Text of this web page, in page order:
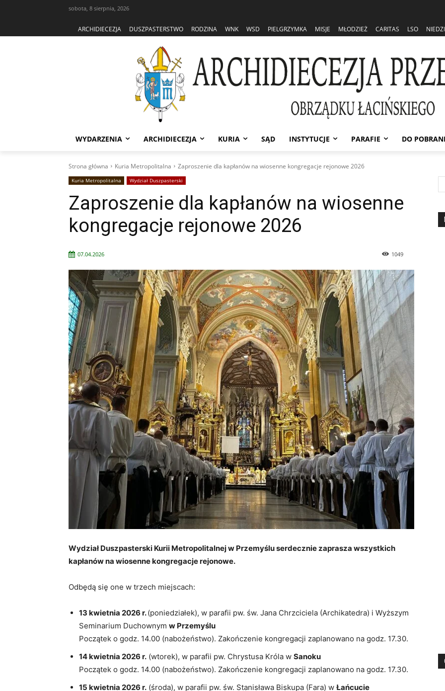
sobota, 8 sierpnia, 2026
ARCHIDIECEZJA DUSZPASTERSTWO RODZINA WNK WSD PIELGRZYMKA MISJE MŁODZIEŻ CARITAS LSO
WYDARZENIA ARCHIDIECEZJA KURIA SĄD INSTYTUCJE PARAFIE DO
Strona główna Kuria Metropolitalna Zaproszenie dla kapłanów na wiosenne kongregacje rejonowe 2026
Kuria Metropolitalna Wydział Duszpasterski
Zaproszenie dla kapłanów na wiosenne
kongregacje rejonowe 2026
07.04.2026 1049
Wydział Duszpasterski Kurii Metropolitalnej w Przemyślu serdecznie zaprasza wszystkich
kapłanów na wiosenne kongregacje rejonowe.
Odbędą się one w trzech miejscach:
13 kwietnia 2026 r.(poniedziałek), w parafii pw. św. Jana Chrzciciela (Archikatedra) i Wyższym
Seminarium Duchownym w Przemyślu
Początek o godz. 14.00 (nabożeństwo). Zakończenie kongregacji zaplanowano na godz. 17.30.
14 kwietnia 2026 r. (wtorek), w parafii pw. Chrystusa Króla w Sanoku
Początek o godz. 14.00 (nabożeństwo). Zakończenie kongregacji zaplanowano na godz. 17.30.
15 kwietnia 2026 r. (środa), w parafii pw. św. Stanisława Biskupa (Fara) w Łańcucie